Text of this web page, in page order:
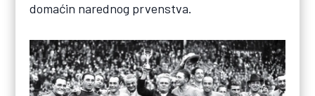
domaćin narednog prvenstva.